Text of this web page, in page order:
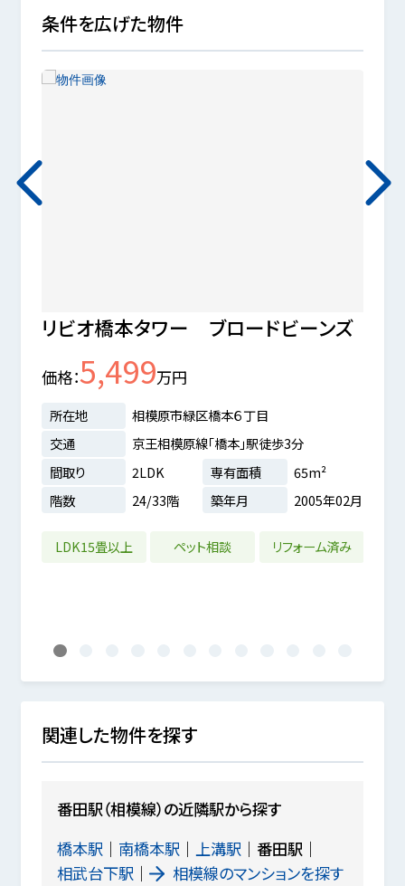
条件を広げた物件
リビオ橋本タワー ブロードビーンズ
価格 5,499万円
所在地
相模原市緑区橋本６丁目
交通
京王相模原線「橋本」駅徒歩3分
間取り
2LDK 専有面積
65m²
階数
24/33階 築年月 2005年02月
LDK15畳以上 ペット相談 リフォーム済み
1
関連した物件を探す
番田駅（相模線）の近隣駅から探す
橋本駅
南橋本駅 上溝駅
番田駅
相武台下駅
相模線のマンションを探す